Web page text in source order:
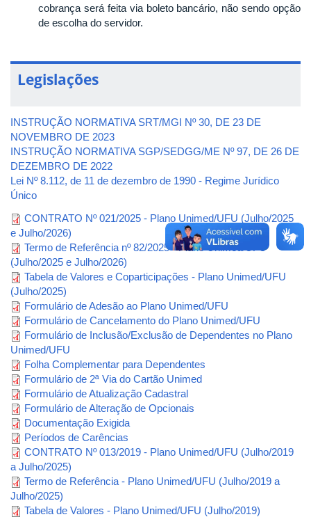
cobrança será feita via boleto bancário, não sendo opção
de escolha do servidor.
Legislações
INSTRUÇÃO NORMATIVA SRT/MGI Nº 30, DE 23 DE
NOVEMBRO DE 2023
INSTRUÇÃO NORMATIVA SGP/SEDGG/ME Nº 97, DE 26 DE
DEZEMBRO DE 2022
Lei Nº 8.112, de 11 de dezembro de 1990 - Regime Jurídico
Único
CONTRATO Nº 021/2025 - Plano Unimed/UFU (Julho/2025
e Julho/2026)
Termo de Referência nº 82/2025 - Plano Unimed/UFU
(Julho/2025 e Julho/2026)
Tabela de Valores e Coparticipações - Plano Unimed/UFU
(Julho/2025)
Formulário de Adesão ao Plano Unimed/UFU
Formulário de Cancelamento do Plano Unimed/UFU
Formulário de Inclusão/Exclusão de Dependentes no Plano
Unimed/UFU
Folha Complementar para Dependentes
Formulário de 2ª Via do Cartão Unimed
Formulário de Atualização Cadastral
Formulário de Alteração de Opcionais
Documentação Exigida
Períodos de Carências
CONTRATO Nº 013/2019 - Plano Unimed/UFU (Julho/2019
a Julho/2025)
Termo de Referência - Plano Unimed/UFU (Julho/2019 a
Julho/2025)
Tabela de Valores - Plano Unimed/UFU (Julho/2019)